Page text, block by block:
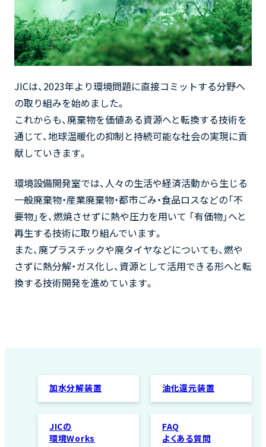
JICは、2023年より環境問題に直接コミットする分野へ
の取り組みを始めました。
これからも、廃棄物を価値ある資源へと転換する技術を
通じて、地球温暖化の抑制と持続可能な社会の実現に貢
献していきます。
環境設備開発室では、人々の生活や経済活動から生じる
一般廃棄物・産業廃棄物・都市ごみ・食品ロスなどの「不
要物」を、燃焼させずに熱や圧力を用いて 「有価物」へと
再生する技術に取り組んでいます。
また、廃プラスチックや廃タイヤなどについても、燃や
さずに熱分解・ガス化し、資源として活用できる形へと転
換する技術開発を進めています。
加水分解装置 油化還元装置
JICの
環境Works
FAQ
よくある質問